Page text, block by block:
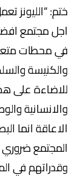
ختم: “الليونز
اجل مجتمع
في محطات
والكنيسة
للاضاءة على
والانسانية
الاعاقة انما
المجتمع ضروري
وقدراتهم في